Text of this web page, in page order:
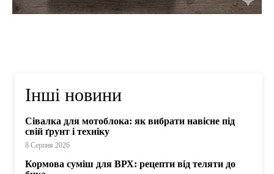
Інші новини
Сівалка для мотоблока: як вибрати навісне під
свій ґрунт і техніку
8 Серпня 2026
Кормова суміш для ВРХ: рецепти від теляти до